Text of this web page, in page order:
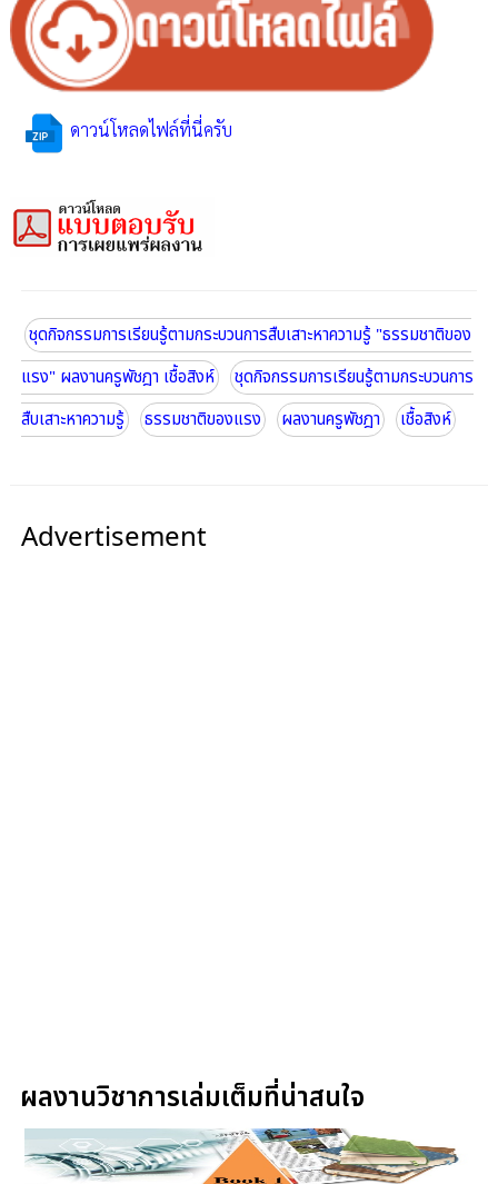
ดาวน์โหลดไฟล์ที่นี่ครับ
ชุดกิจกรรมการเรียนรู้ตามกระบวนการสืบเสาะหาความรู้ "ธรรมชาติของ
แรง" ผลงานครูพัชฎา เชื้อสิงห์
ชุดกิจกรรมการเรียนรู้ตามกระบวนการ
สืบเสาะหาความรู้
ธรรมชาติของแรง ผลงานครูพัชฎา เชื้อสิงห์
Advertisement
ผลงานวิชาการเล่มเต็มที่น่าสนใจ